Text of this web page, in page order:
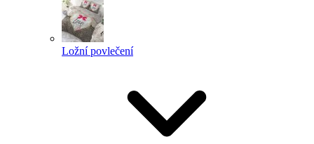
Ložní povlečení